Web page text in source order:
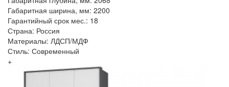
Габаритная ширина, мм: 2200
Гарантийный срок мес.: 18
Страна: Россия
Материалы: ЛДСП/МДФ
Стиль: Современный
+